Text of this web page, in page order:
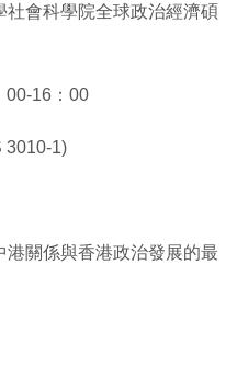
社會科學院全球政治經濟碩
00-16：00
3010-1)
關係與香港政治發展的最